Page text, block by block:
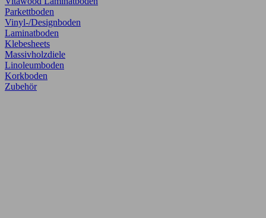
Parkettboden
Vinyl-/Designboden
Laminatboden
Klebesheets
Massivholzdiele
Linoleumboden
Korkboden
Zubehör